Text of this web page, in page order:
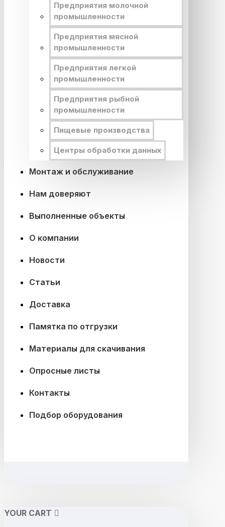
Предприятия молочной
промышленности
Предприятия мясной
промышленности
Предприятия легкой
промышленности
Предприятия рыбной
промышленности
Пищевые производства
Центры обработки данных
Монтаж и обслуживание
Нам доверяют
Выполненные объекты
О компании
Новости
Статьи
Доставка
Памятка по отгрузки
Материалы для скачивания
Опросные листы
Контакты
Подбор оборудования
YOUR CART